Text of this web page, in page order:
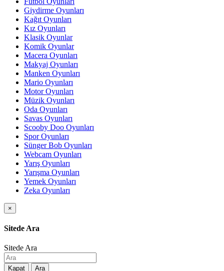
Giydirme Oyunları
Kağıt Oyunları
Kız Oyunları
Klasik Oyunlar
Komik Oyunlar
Macera Oyunları
Makyaj Oyunları
Manken Oyunları
Mario Oyunları
Motor Oyunları
Müzik Oyunları
Oda Oyunları
Savas Oyunları
Scooby Doo Oyunları
Spor Oyunları
Sünger Bob Oyunları
Webcam Oyunları
Yarış Oyunları
Yarışma Oyunları
Yemek Oyunları
Zeka Oyunları
×
Sitede Ara
Sitede Ara
Kapat Ara